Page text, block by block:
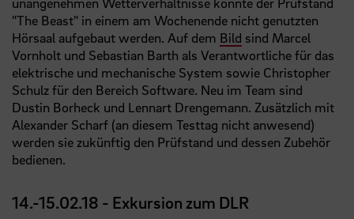
"The Beast" in einem am Wochenende nicht genutzten
Hörsaal aufgebaut werden. Auf dem Bild sind Marcel
Vornholt und Sebastian Barth als Verantwortliche für das
elektrische und mechanische System sowie Christopher
Schulz für den Bereich Software. Neu im Team sind
Dustin Borheck und Lennart Drengemann. Zusätzlich mit
Alexander Scharf (an diesem Testtag nicht anwesend)
werden sie zukünftig den Prüfstand und dessen Zubehör
bedienen.
14.-15.02.18 - Exkursion zum DLR